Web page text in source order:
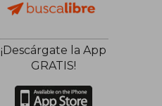
¡Descárgate la App
GRATIS!